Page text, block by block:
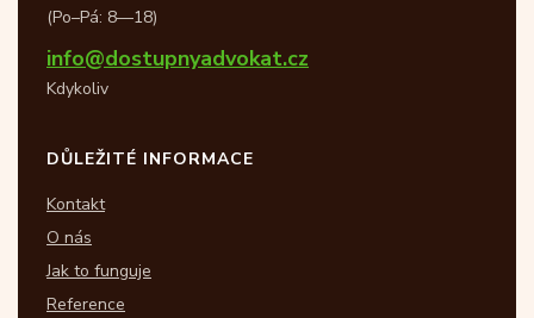
(Po–Pá: 8—18)
info@dostupnyadvokat.cz
Kdykoliv
DŮLEŽITÉ INFORMACE
Kontakt
O nás
Jak to funguje
Reference